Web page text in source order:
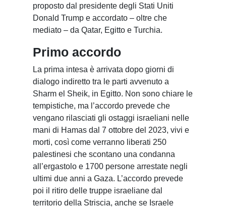
proposto dal presidente degli Stati Uniti
Donald Trump e accordato – oltre che
mediato – da Qatar, Egitto e Turchia.
Primo accordo
La prima intesa è arrivata dopo giorni di
dialogo indiretto tra le parti avvenuto a
Sharm el Sheik, in Egitto. Non sono chiare le
tempistiche, ma l’accordo prevede che
vengano rilasciati gli ostaggi israeliani nelle
mani di Hamas dal 7 ottobre del 2023, vivi e
morti, così come verranno liberati 250
palestinesi che scontano una condanna
all’ergastolo e 1700 persone arrestate negli
ultimi due anni a Gaza. L’accordo prevede
poi il ritiro delle truppe israeliane dal
territorio della Striscia, anche se Israele